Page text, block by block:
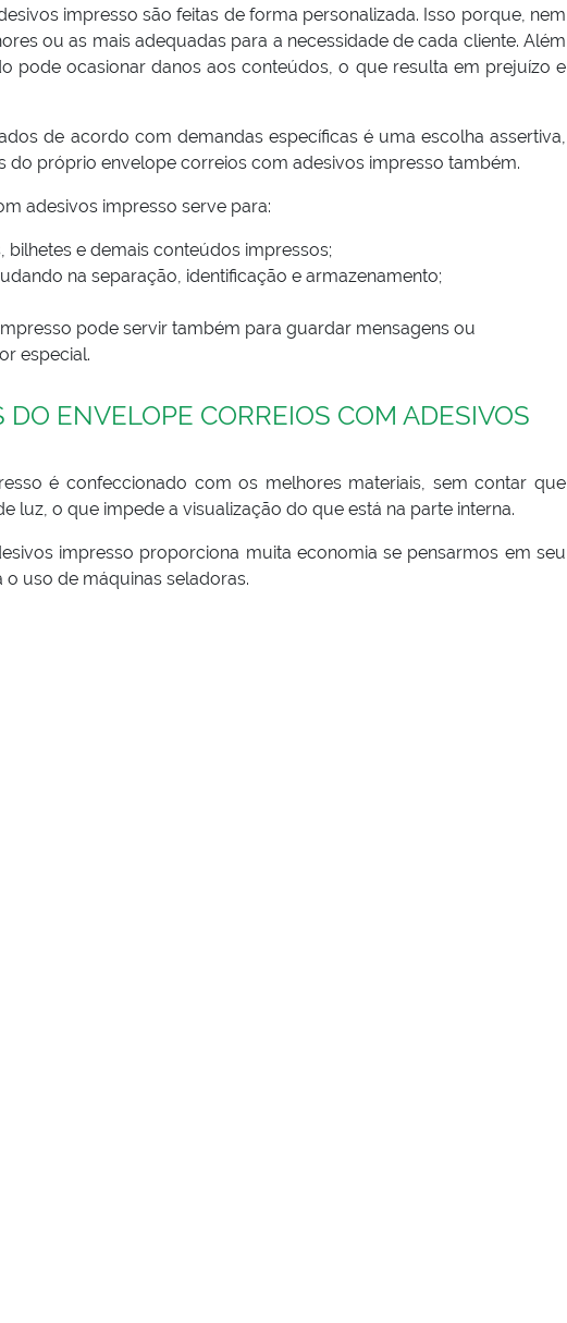
impresso são feitas de forma personalizada. Isso porque, nem
ou as mais adequadas para a necessidade de cada cliente. Além
pode ocasionar danos aos conteúdos, o que resulta em prejuízo e
de acordo com demandas específicas é uma escolha assertiva,
do próprio envelope correios com adesivos impresso também.
adesivos impresso serve para:
bilhetes e demais conteúdos impressos;
na separação, identificação e armazenamento;
pode servir também para guardar mensagens ou
especial.
ENVELOPE CORREIOS COM ADESIVOS
é confeccionado com os melhores materiais, sem contar que
luz, o que impede a visualização do que está na parte interna.
impresso proporciona muita economia se pensarmos em seu
uso de máquinas seladoras.